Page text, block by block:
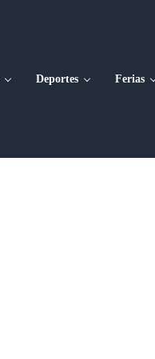
Deportes Ferias